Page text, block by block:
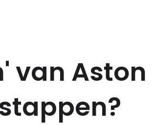
van